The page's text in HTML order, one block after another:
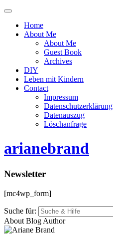
Menü
oder
ausblenden
Home
About Me
About Me
Guest Book
Archives
DIY
Leben mit Kindern
Contact
Impressum
Datenschutzerklärung
Datenauszug
Löschanfrage
arianebrand
Newsletter
[mc4wp_form]
Suche für:
About Blog Author